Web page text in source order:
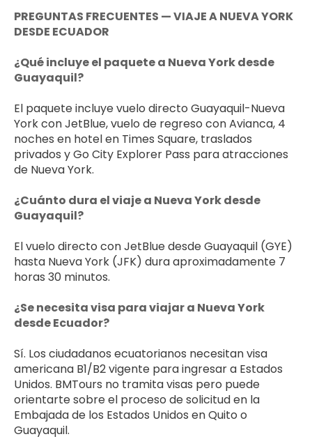
PREGUNTAS FRECUENTES — VIAJE A NUEVA YORK
DESDE ECUADOR
¿Qué incluye el paquete a Nueva York desde
Guayaquil?
El paquete incluye vuelo directo Guayaquil-Nueva
York con JetBlue, vuelo de regreso con Avianca, 4
noches en hotel en Times Square, traslados
privados y Go City Explorer Pass para atracciones
de Nueva York.
¿Cuánto dura el viaje a Nueva York desde
Guayaquil?
El vuelo directo con JetBlue desde Guayaquil (GYE)
hasta Nueva York (JFK) dura aproximadamente 7
horas 30 minutos.
¿Se necesita visa para viajar a Nueva York
desde Ecuador?
Sí. Los ciudadanos ecuatorianos necesitan visa
americana B1/B2 vigente para ingresar a Estados
Unidos. BMTours no tramita visas pero puede
orientarte sobre el proceso de solicitud en la
Embajada de los Estados Unidos en Quito o
Guayaquil.